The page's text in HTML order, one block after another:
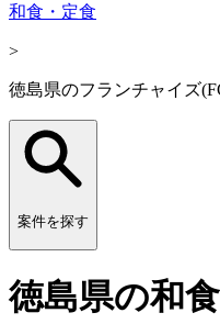
和食・定食
>
徳島県のフランチャイズ
案件を探す
徳島県の和